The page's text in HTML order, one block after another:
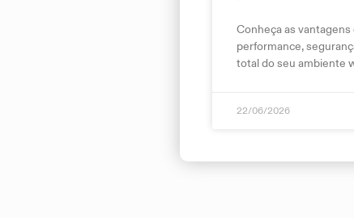
Conheça as
performance,
total do seu ambiente
22/06/2026